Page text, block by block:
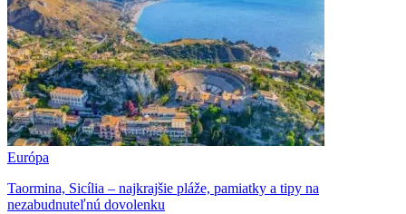
Európa
Taormina, Sicília – najkrajšie pláže, pamiatky a tipy na
nezabudnuteľnú dovolenku